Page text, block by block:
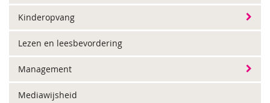
Kinderopvang
Lezen en leesbevordering
Management
Mediawijsheid